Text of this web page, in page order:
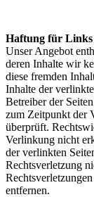
Haftung für Links
Unser Angebot
deren Inhalte wir
diese fremden
Inhalte der
Betreiber der
zum Zeitpunkt der
überprüft.
Verlinkung nicht
der verlinkten
Rechtsverletzung
entfernen.